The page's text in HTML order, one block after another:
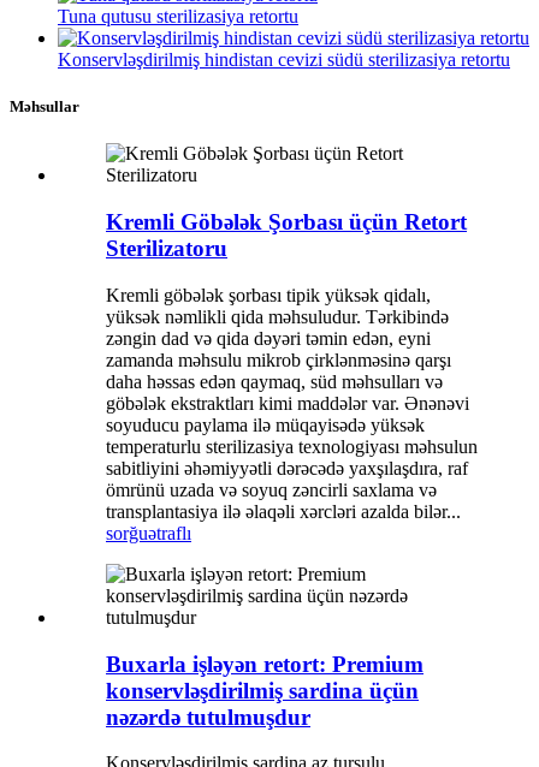
Tuna qutusu sterilizasiya retortu
Konservləşdirilmiş hindistan cevizi südü sterilizasiya retortu
Məhsullar
Kremli Göbələk Şorbası üçün Retort
Sterilizatoru
Kremli göbələk şorbası tipik yüksək qidalı,
yüksək nəmlikli qida məhsuludur. Tərkibində
zəngin dad və qida dəyəri təmin edən, eyni
zamanda məhsulu mikrob çirklənməsinə qarşı
daha həssas edən qaymaq, süd məhsulları və
göbələk ekstraktları kimi maddələr var. Ənənəvi
soyuducu paylama ilə müqayisədə yüksək
temperaturlu sterilizasiya texnologiyası məhsulun
sabitliyini əhəmiyyətli dərəcədə yaxşılaşdıra, raf
ömrünü uzada və soyuq zəncirli saxlama və
transplantasiya ilə əlaqəli xərcləri azalda bilər...
sorğuətraflı
Buxarla işləyən retort: ​​Premium
konservləşdirilmiş sardina üçün
nəzərdə tutulmuşdur